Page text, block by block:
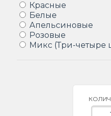
Красные
Белые
Апельсиновые
Розовые
Микс (Три-четыре